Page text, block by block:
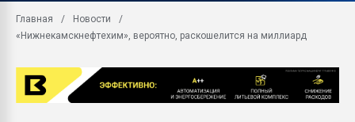
Подмосковье, Москва
28.07.2026
Главная
Новости
«Нижнекамскнефтехим», вероятно, раскошелится на миллиард